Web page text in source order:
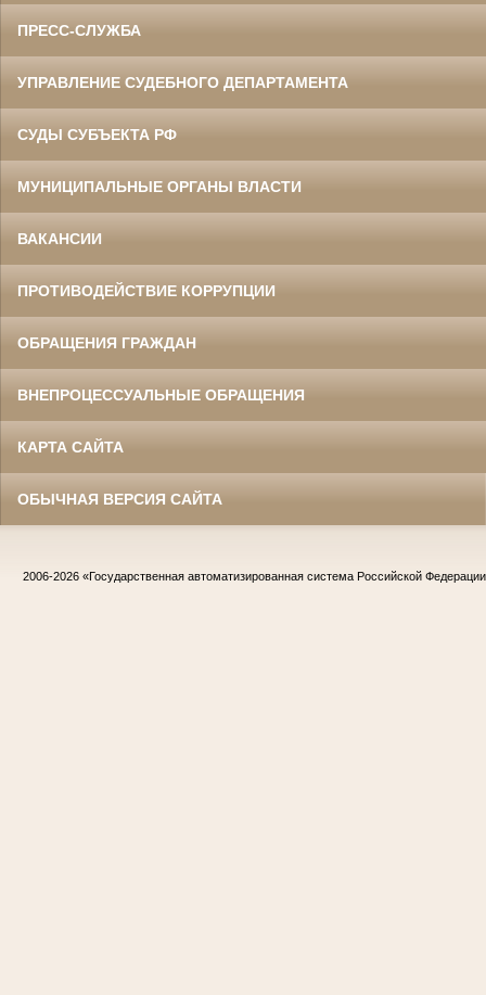
ПРЕСС-СЛУЖБА
УПРАВЛЕНИЕ СУДЕБНОГО ДЕПАРТАМЕНТА
СУДЫ СУБЪЕКТА РФ
МУНИЦИПАЛЬНЫЕ ОРГАНЫ ВЛАСТИ
ВАКАНСИИ
ПРОТИВОДЕЙСТВИЕ КОРРУПЦИИ
ОБРАЩЕНИЯ ГРАЖДАН
ВНЕПРОЦЕССУАЛЬНЫЕ ОБРАЩЕНИЯ
КАРТА САЙТА
ОБЫЧНАЯ ВЕРСИЯ САЙТА
2006-2026 «Государственная автоматизированная система Российской